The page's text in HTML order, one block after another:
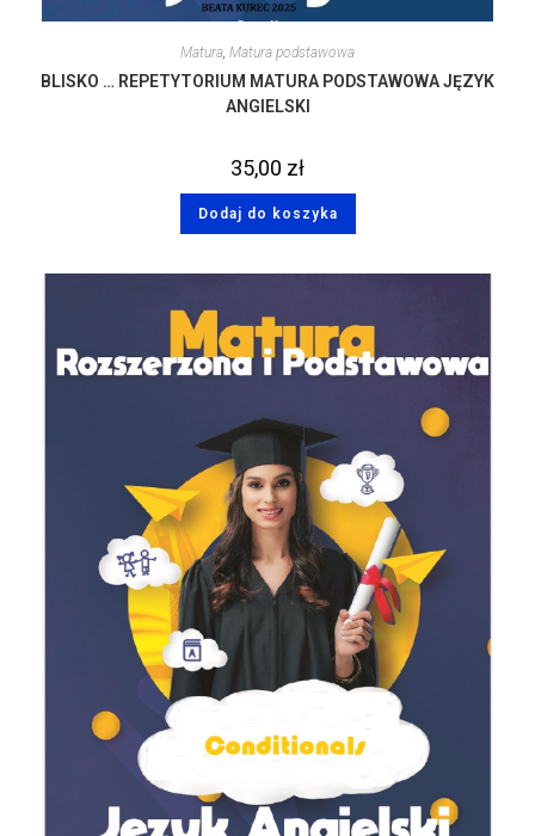
Matura, Matura podstawowa
BLISKO … REPETYTORIUM MATURA PODSTAWOWA JĘZYK
ANGIELSKI
35,00 zł
Dodaj do koszyka